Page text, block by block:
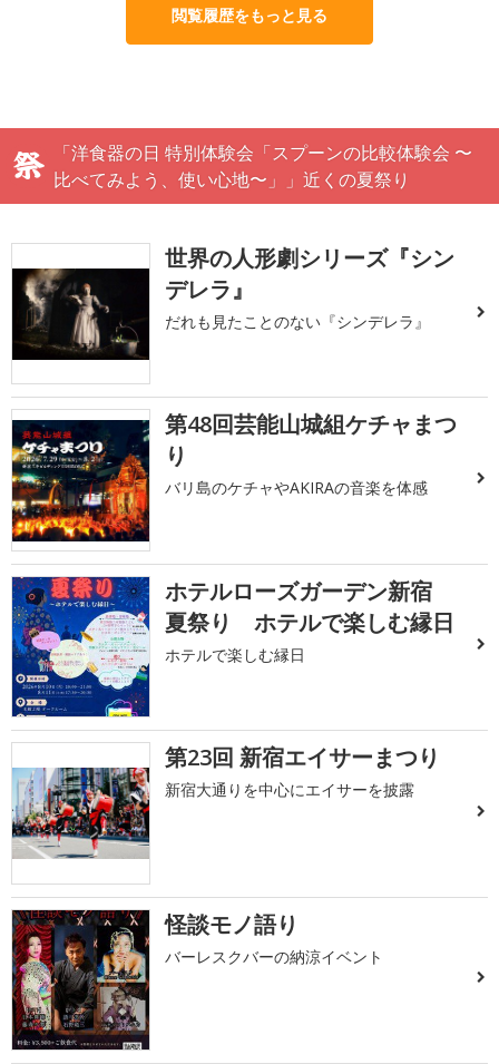
閲覧履歴をもっと見る
「洋食器の日 特別体験会「スプーンの比較体験会 〜
比べてみよう、使い心地〜」」近くの夏祭り
世界の人形劇シリーズ『シン
デレラ』
だれも見たことのない『シンデレラ』
第48回芸能山城組ケチャまつ
り
バリ島のケチャやAKIRAの音楽を体感
ホテルローズガーデン新宿
夏祭り ホテルで楽しむ縁日
ホテルで楽しむ縁日
第23回 新宿エイサーまつり
新宿大通りを中心にエイサーを披露
怪談モノ語り
バーレスクバーの納涼イベント